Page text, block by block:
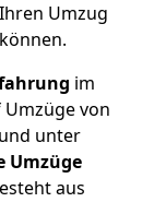
Umzug
im
von
unter
Umzüge
aus